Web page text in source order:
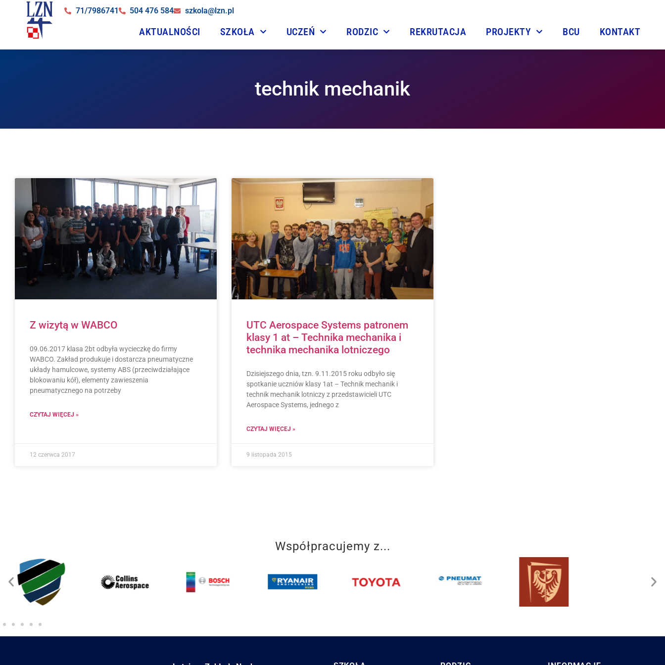
71/7986741 504 476 584 szkola@lzn.pl
AKTUALNOŚCI SZKOŁA UCZEŃ RODZIC REKRUTACJA PROJEKTY BCU KONTAKT
technik mechanik
Z wizytą w WABCO
09.06.2017 klasa 2bt odbyła wycieczkę do firmy
WABCO. Zakład produkuje i dostarcza pneumatyczne
układy hamulcowe, systemy ABS (przeciwdziałające
blokowaniu kół), elementy zawieszenia
pneumatycznego na potrzeby
CZYTAJ WIĘCEJ »
12 czerwca 2017
UTC Aerospace Systems patronem
klasy 1 at – Technika mechanika i
technika mechanika lotniczego
Dzisiejszego dnia, tzn. 9.11.2015 roku odbyło się
spotkanie uczniów klasy 1at – Technik mechanik i
technik mechanik lotniczy z przedstawicieli UTC
Aerospace Systems, jednego z
CZYTAJ WIĘCEJ »
9 listopada 2015
Współpracujemy z...